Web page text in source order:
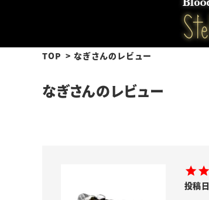
TOP なぎさんのレビュー
なぎさんのレビュー
投稿日